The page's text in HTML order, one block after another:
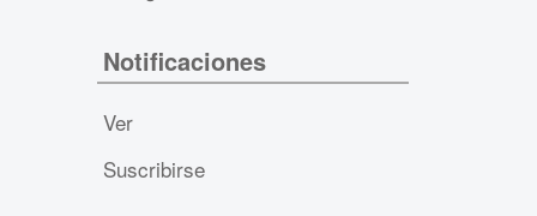
Notificaciones
Ver
Suscribirse